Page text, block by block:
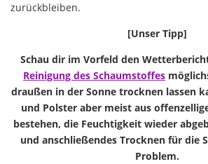
zurückbleiben.
[Unser Tipp]
Schau dir im Vorfeld den
Reinigung des Schaumstoffes
draußen in der Sonne trocknen lassen
und Polster aber meist aus
bestehen, die Feuchtigkeit wieder
und anschließendes Trocknen für die
Problem.